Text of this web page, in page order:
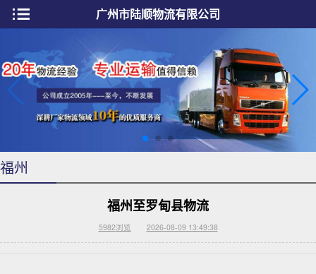
广州市陆顺物流有限公司
福州
福州至罗甸县物流
5982浏览 2026-08-09 13:49:38